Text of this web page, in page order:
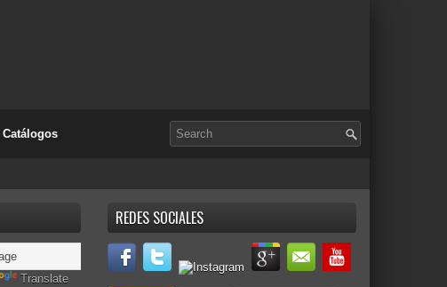
Catálogos
REDES SOCIALES
Translate